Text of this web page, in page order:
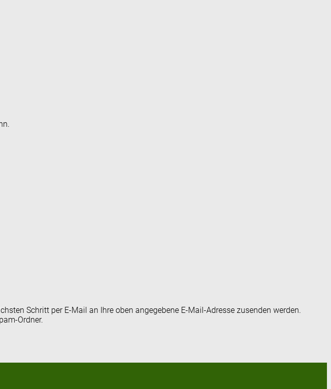
Schritt per E-Mail an Ihre oben angegebene E-Mail-Adresse zusenden werden.
Ordner.